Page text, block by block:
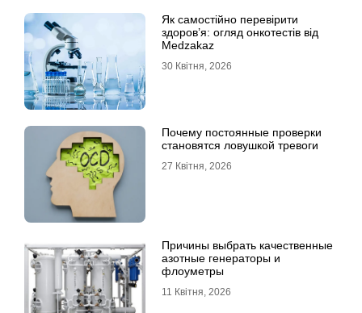
Як самостійно перевірити
здоров’я: огляд онкотестів від
Medzakaz
30 Квітня, 2026
Почему постоянные проверки
становятся ловушкой тревоги
27 Квітня, 2026
Причины выбрать качественные
азотные генераторы и
флоуметры
11 Квітня, 2026